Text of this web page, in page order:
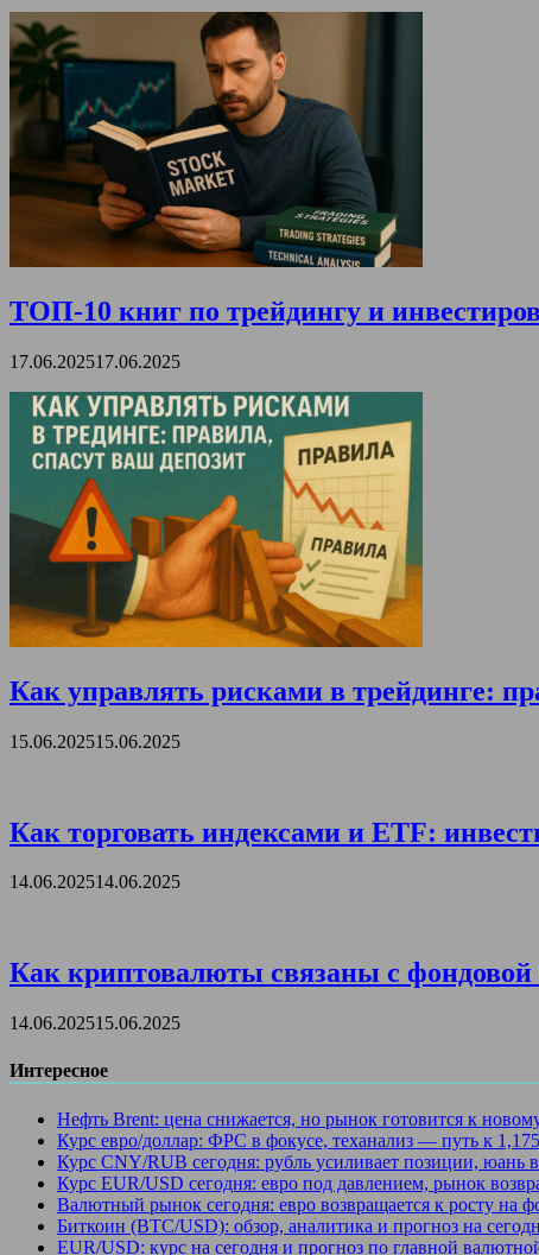
ТОП-10 книг по трейдингу и
17.06.202517.06.2025
Как управлять рисками в трейдинге:
15.06.202515.06.2025
Как торговать индексами и ETF:
14.06.202514.06.2025
Как криптовалюты связаны с
14.06.202515.06.2025
Интересное
Нефть Brent: цена снижается, но рынок готовится к
Курс евро/доллар: ФРС в фокусе, теханализ — путь к
Курс CNY/RUB сегодня: рубль усиливает позиции, юань
Курс EUR/USD сегодня: евро под давлением, рынок
Валютный рынок сегодня: евро возвращается к росту на
Биткоин (BTC/USD): обзор, аналитика и прогноз на
EUR/USD: курс на сегодня и прогноз по главной